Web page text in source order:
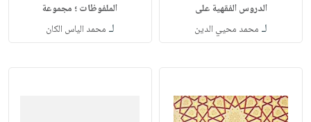
الدروس الفقهية على
لـ محمد محيي الدين
الملفوظات ؛ مجموعة
لـ محمد الياس الكان